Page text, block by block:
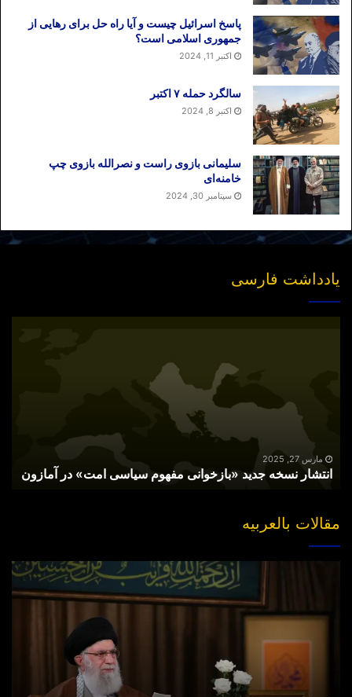
پاسخ اسرائیل چیست و آیا راه حل برای رهایی از
جمهوری اسلامی است؟
اکتبر 11, 2024
سالگرد حمله ۷ اکتبر
اکتبر 8, 2024
سلیمانی بازوی راست و نصرالله بازوی چپ
خامنه‌ای
سپتامبر 30, 2024
یادداشت فارسی
آمازونمارس 27, 2025
انتشار نسخه جدید «بازخوانی مفهوم سیاسی امت» در آمازون
مقالات بالعربیه
والبحث